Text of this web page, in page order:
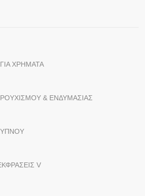
ΧΡΗΜΑΤΑ
& ΕΝΔΥΜΑΣΙΑΣ
ΥΠΝΟΥ
V